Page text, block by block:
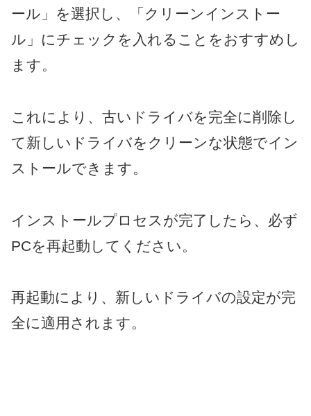
ール」を選択し、「クリーンインストー
ル」にチェックを入れることをおすすめし
ます。
これにより、古いドライバを完全に削除し
て新しいドライバをクリーンな状態でイン
ストールできます。
インストールプロセスが完了したら、必ず
PCを再起動してください。
再起動により、新しいドライバの設定が完
全に適用されます。